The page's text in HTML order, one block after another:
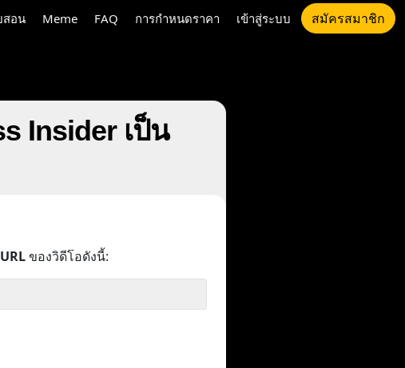
สอน Meme FAQ การกำหนดราคา เข้าสู่ระบบ สมัครสมาชิก
Insider เป็น
URLของวิดีโอดังนี้: